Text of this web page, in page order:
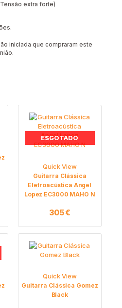
extra forte)
iniciada que compraram este
ESGOTADO
Quick View
Guitarra Clássica
Eletroacústica Angel
Lopez EC3000 MAHO N
305€
Quick View
Guitarra Clássica Gomez
Black